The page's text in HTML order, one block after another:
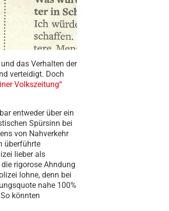
das Verhalten der
verteidigt. Doch
Volkszeitung“
entweder über ein
Spürsinn bei
von Nahverkehr
überführte
lieber als
rigorose Ahndung
lohne, denn bei
nahe 100%
könnten